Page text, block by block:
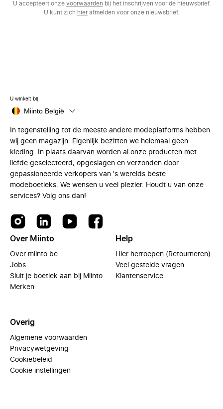
U accepteert onze voorwaarden bij het inschrijven voor de nieuwsbrief.
U kunt zich hierafmelden voor onze nieuwsbrief.
U winkelt bij
Miinto België
In tegenstelling tot de meeste andere modeplatforms hebben
wij geen magazijn. Eigenlijk bezitten we helemaal geen
kleding. In plaats daarvan worden al onze producten met
liefde geselecteerd, opgeslagen en verzonden door
gepassioneerde verkopers van 's werelds beste
modeboetieks. We wensen u veel plezier. Houdt u van onze
services? Volg ons dan!
Over Miinto
Over miinto.be
Jobs
Sluit je boetiek aan bij Miinto
Merken
Help
Hier herroepen (Retourneren)
Veel gestelde vragen
Klantenservice
Overig
Algemene voorwaarden
Privacywetgeving
Cookiebeleid
Cookie instellingen